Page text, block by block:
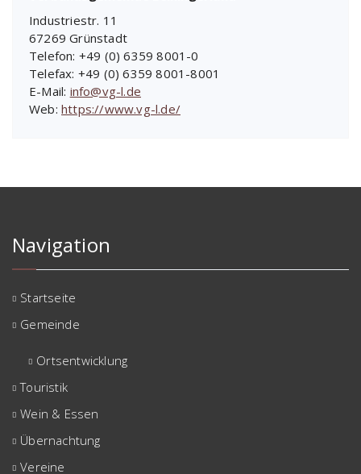
Industriestr. 11
67269 Grünstadt
Telefon: +49 (0) 6359 8001-0
Telefax: +49 (0) 6359 8001-8001
E-Mail: info@vg-l.de
Web: https://www.vg-l.de/
Navigation
Startseite
Gemeinde
Ortsentwicklung
Touristik
Wein & Essen
Übernachtung
Vereine